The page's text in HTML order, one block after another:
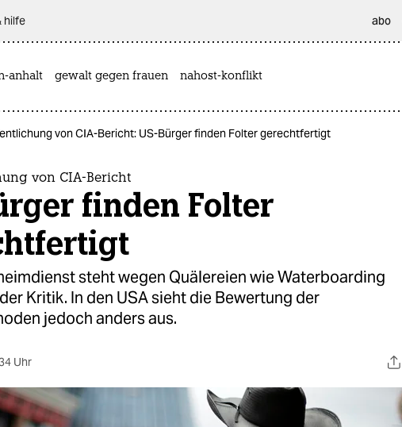
hilfe abo
anhalt gewalt gegen frauen nahost-konflikt
von CIA-Bericht: US-Bürger finden Folter gerechtfertigt
von CIA-Bericht
finden Folter
steht wegen Quälereien wie Waterboarding
Kritik. In den USA sieht die Bewertung der
jedoch anders aus.
Uhr